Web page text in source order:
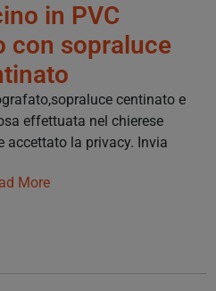
in PVC
con sopraluce
centinato e
effettuata nel chierese
accettato la privacy. Invia
More